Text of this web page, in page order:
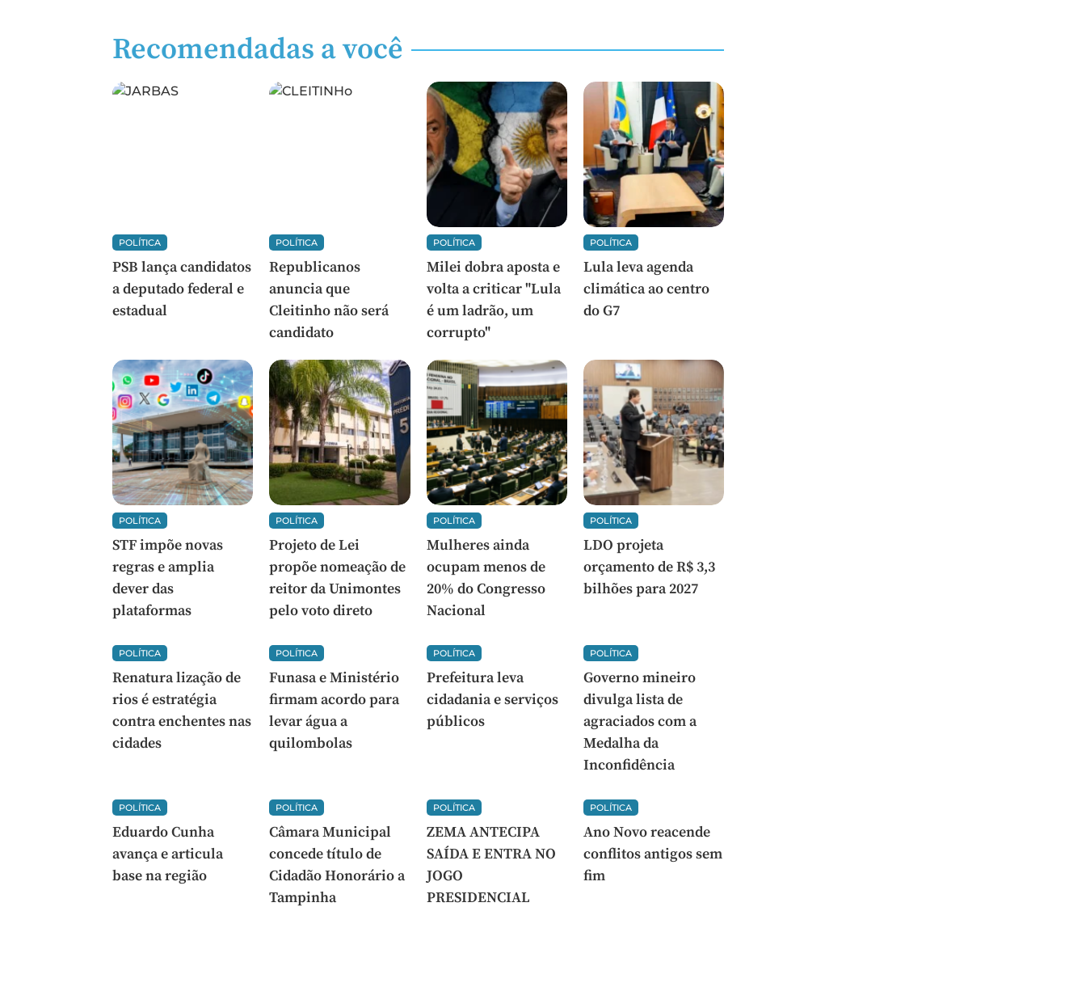
Recomendadas a você
POLÍTICA
PSB lança candidatos
a deputado federal e
estadual
POLÍTICA
Republicanos
anuncia que
Cleitinho não será
candidato
POLÍTICA
Milei dobra aposta e
volta a criticar "Lula
é um ladrão, um
corrupto"
POLÍTICA
Lula leva agenda
climática ao centro
do G7
POLÍTICA
STF impõe novas
regras e amplia
dever das
plataformas
POLÍTICA
Projeto de Lei
propõe nomeação de
reitor da Unimontes
pelo voto direto
POLÍTICA
Mulheres ainda
ocupam menos de
20% do Congresso
Nacional
POLÍTICA
LDO projeta
orçamento de R$ 3,3
bilhões para 2027
POLÍTICA
Renatura lização de
rios é estratégia
contra enchentes nas
cidades
POLÍTICA
Funasa e Ministério
firmam acordo para
levar água a
quilombolas
POLÍTICA
Prefeitura leva
cidadania e serviços
públicos
POLÍTICA
Governo mineiro
divulga lista de
agraciados com a
Medalha da
Inconfidência
POLÍTICA
Eduardo Cunha
avança e articula
base na região
POLÍTICA
Câmara Municipal
concede título de
Cidadão Honorário a
Tampinha
POLÍTICA
ZEMA ANTECIPA
SAÍDA E ENTRA NO
JOGO
PRESIDENCIAL
POLÍTICA
Ano Novo reacende
conflitos antigos sem
fim